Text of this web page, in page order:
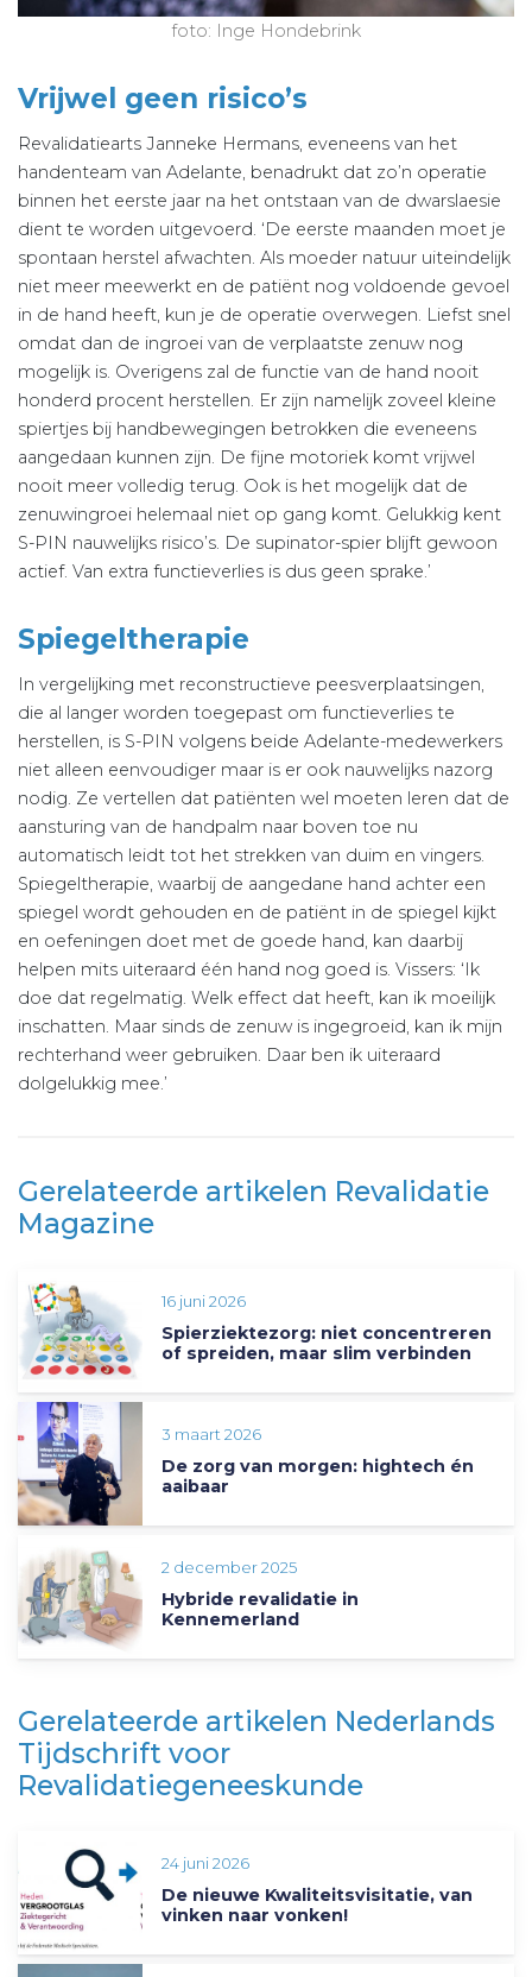
foto: Inge Hondebrink
Vrijwel geen risico’s
Revalidatiearts Janneke Hermans, eveneens van het
handenteam van Adelante, benadrukt dat zo’n operatie
binnen het eerste jaar na het ontstaan van de dwarslaesie
dient te worden uitgevoerd. ‘De eerste maanden moet je
spontaan herstel afwachten. Als moeder natuur uiteindelijk
niet meer meewerkt en de patiënt nog voldoende gevoel
in de hand heeft, kun je de operatie overwegen. Liefst snel
omdat dan de ingroei van de verplaatste zenuw nog
mogelijk is. Overigens zal de functie van de hand nooit
honderd procent herstellen. Er zijn namelijk zoveel kleine
spiertjes bij handbewegingen betrokken die eveneens
aangedaan kunnen zijn. De fijne motoriek komt vrijwel
nooit meer volledig terug. Ook is het mogelijk dat de
zenuwingroei helemaal niet op gang komt. Gelukkig kent
S-PIN nauwelijks risico’s. De supinator-spier blijft gewoon
actief. Van extra functieverlies is dus geen sprake.’
Spiegeltherapie
In vergelijking met reconstructieve peesverplaatsingen,
die al langer worden toegepast om functieverlies te
herstellen, is S-PIN volgens beide Adelante-medewerkers
niet alleen eenvoudiger maar is er ook nauwelijks nazorg
nodig. Ze vertellen dat patiënten wel moeten leren dat de
aansturing van de handpalm naar boven toe nu
automatisch leidt tot het strekken van duim en vingers.
Spiegeltherapie, waarbij de aangedane hand achter een
spiegel wordt gehouden en de patiënt in de spiegel kijkt
en oefeningen doet met de goede hand, kan daarbij
helpen mits uiteraard één hand nog goed is. Vissers: ‘Ik
doe dat regelmatig. Welk effect dat heeft, kan ik moeilijk
inschatten. Maar sinds de zenuw is ingegroeid, kan ik mijn
rechterhand weer gebruiken. Daar ben ik uiteraard
dolgelukkig mee.’
Gerelateerde artikelen Revalidatie
Magazine
16 juni 2026
Spierziektezorg: niet concentreren
of spreiden, maar slim verbinden
3 maart 2026
De zorg van morgen: hightech én
aaibaar
2 december 2025
Hybride revalidatie in
Kennemerland
Gerelateerde artikelen Nederlands
Tijdschrift voor
Revalidatiegeneeskunde
24 juni 2026
De nieuwe Kwaliteitsvisitatie, van
vinken naar vonken!